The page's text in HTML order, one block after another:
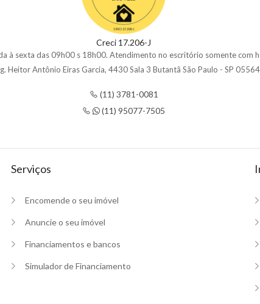
Creci 17.206-J
à sexta das 09h00 s 18h00. Atendimento no escritório somente com
Heitor Antônio Eiras Garcia, 4430 Sala 3 Butantã São Paulo - SP
(11) 3781-0081
(11) 95077-7505
Serviços
Encomende o seu imóvel
Anuncie o seu imóvel
Financiamentos e bancos
Simulador de Financiamento